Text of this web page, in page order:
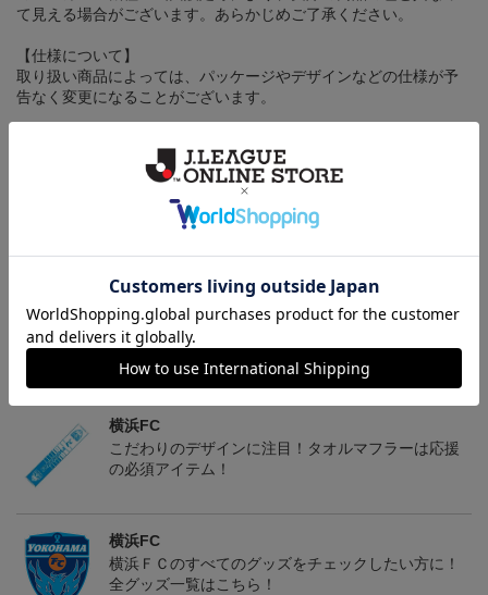
て見える場合がございます。あらかじめご了承ください。
【仕様について】
取り扱い商品によっては、パッケージやデザインなどの仕様が予
告なく変更になることがございます。
決済について
ギフト対応について
ヘルプページ
横浜FC
こだわりのデザインに注目！タオルマフラーは応援
の必須アイテム！
横浜FC
横浜ＦＣのすべてのグッズをチェックしたい方に！
全グッズ一覧はこちら！